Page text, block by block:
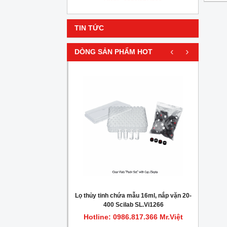
TIN TỨC
DÒNG SẢN PHẨM HOT
Lọ thủy tinh chứa mẫu 16ml, nắp vặn 20-
400 Scilab SL.Vi1266
Hotline: 0986.817.366 Mr.Việt
‹ ›